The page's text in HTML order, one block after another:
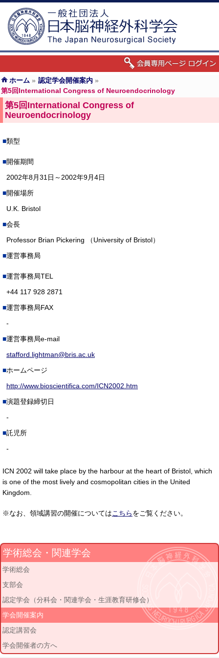
ホーム » 認定学会開催案内 »
第5回International Congress of Neuroendocrinology
第5回International Congress of
Neuroendocrinology
類型
開催期間
2002年8月31日～2002年9月4日
開催場所
U.K. Bristol
会長
Professor Brian Pickering （University of Bristol）
運営事務局
運営事務局TEL
+44 117 928 2871
運営事務局FAX
-
運営事務局e-mail
stafford.lightman@bris.ac.uk
ホームページ
http://www.bioscientifica.com/ICN2002.htm
演題登録締切日
-
託児所
-
ICN 2002 will take place by the harbour at the heart of Bristol, which
is one of the most lively and cosmopolitan cities in the United
Kingdom.
※なお、領域講習の開催についてはこちらをご覧ください。
学術総会・関連学会
学術総会
支部会
認定学会（分科会・関連学会・生涯教育研修会）
学会開催案内
認定講習会
学会開催者の方へ